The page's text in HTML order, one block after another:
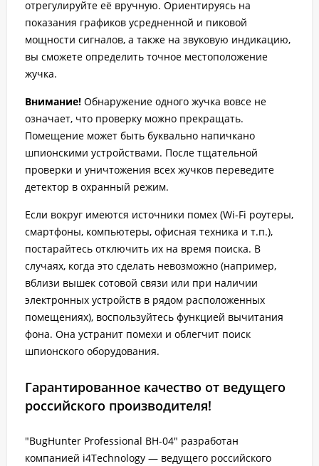
отрегулируйте её вручную. Ориентируясь на
показания графиков усредненной и пиковой
мощности сигналов, а также на звуковую индикацию,
вы сможете определить точное местоположение
жучка.
Внимание! Обнаружение одного жучка вовсе не
означает, что проверку можно прекращать.
Помещение может быть буквально напичкано
шпионскими устройствами. После тщательной
проверки и уничтожения всех жучков переведите
детектор в охранный режим.
Если вокруг имеются источники помех (Wi-Fi роутеры,
смартфоны, компьютеры, офисная техника и т.п.),
постарайтесь отключить их на время поиска. В
случаях, когда это сделать невозможно (например,
вблизи вышек сотовой связи или при наличии
электронных устройств в рядом расположенных
помещениях), воспользуйтесь функцией вычитания
фона. Она устранит помехи и облегчит поиск
шпионского оборудования.
Гарантированное качество от ведущего
российского производителя!
"BugHunter Professional BH-04" разработан
компанией i4Technology — ведущего российского